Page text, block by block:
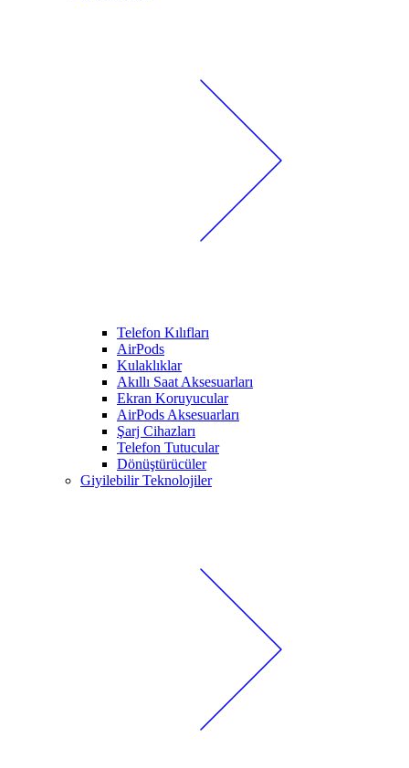
Telefon Kılıfları
AirPods
Kulaklıklar
Akıllı Saat Aksesuarları
Ekran Koruyucular
AirPods Aksesuarları
Şarj Cihazları
Telefon Tutucular
Dönüştürücüler
Giyilebilir Teknolojiler